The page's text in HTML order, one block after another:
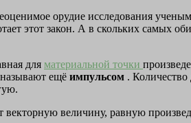
орудие исследования
этот закон. А в скольких самых
для материальной точки
ещё импульсом .
векторную величину, равную